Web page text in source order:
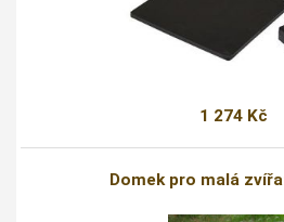
1 274 Kč
Domek pro malá